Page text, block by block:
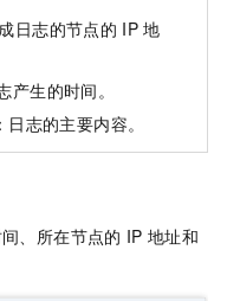
日志的节点的 IP 地
产生的时间。
：日志的主要内容。
、所在节点的 IP 地址和